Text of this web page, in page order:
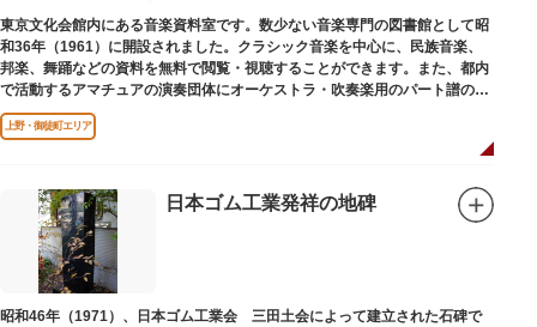
東京文化会館内にある音楽資料室です。数少ない音楽専門の図書館として昭
和36年（1961）に開設されました。クラシック音楽を中心に、民族音楽、
邦楽、舞踊などの資料を無料で閲覧・視聴することができます。また、都内
で活動するアマチュアの演奏団体にオーケストラ・吹奏楽用のパート譜の館
外貸出も行っています。
上野・御徒町エリア
日本ゴム工業発祥の地碑
昭和46年（1971）、日本ゴム工業会 三田土会によって建立された石碑で